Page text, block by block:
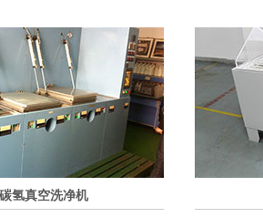
碳氢真空洗净机